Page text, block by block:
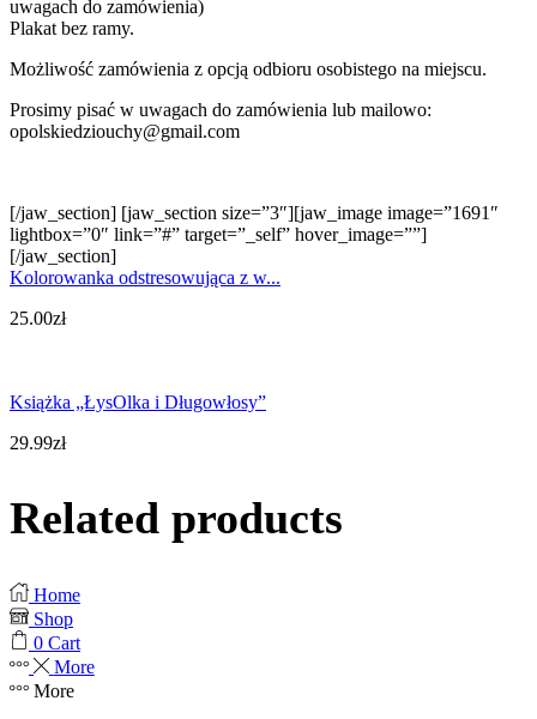
uwagach do zamówienia)
Plakat bez ramy.
Możliwość zamówienia z opcją odbioru osobistego na miejscu.
Prosimy pisać w uwagach do zamówienia lub mailowo:
opolskiedziouchy@gmail.com
[/jaw_section] [jaw_section size=”3″][jaw_image image=”1691″
lightbox=”0″ link=”#” target=”_self” hover_image=””]
[/jaw_section]
Kolorowanka odstresowująca z w...
25.00zł
Książka „ŁysOlka i Długowłosy”
29.99zł
Related products
Home
Shop
0 Cart
More
More